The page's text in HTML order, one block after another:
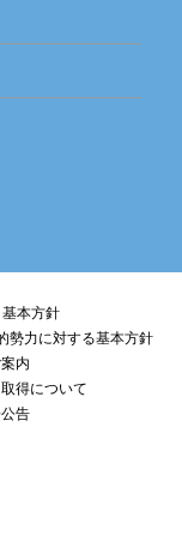
本方針
勢力に対する基本方針
内
得について
告